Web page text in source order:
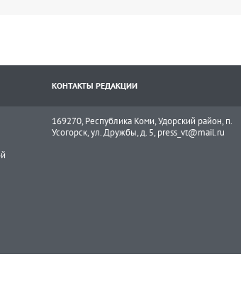
КОНТАКТЫ РЕДАКЦИИ
169270, Республика Коми, Удорский район, п.
Усогорск, ул. Дружбы, д. 5, press_vt@mail.ru